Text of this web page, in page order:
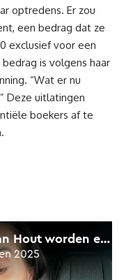
optredens. Er zou
een bedrag dat ze
exclusief voor een
is volgens haar
“Wat er nu
Deze uitlatingen
boekers af te